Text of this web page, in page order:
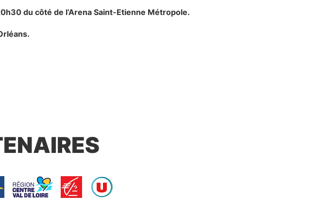
du côté de l’Arena Saint-Etienne Métropole.